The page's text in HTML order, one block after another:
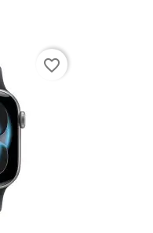
favorite_border